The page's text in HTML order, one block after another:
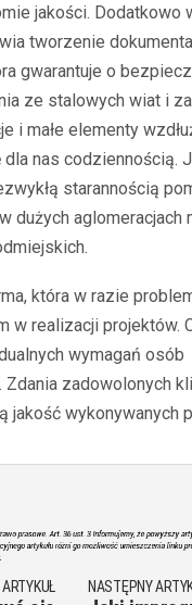
jakości. Dodatkowo
tworzenie
gwarantuje o
ze stalowych wiat i
i małe elementy
dla nas codziennością.
starannością
dużych aglomeracjach
która w razie
w realizacji projektów.
wymagań osób
Zdania zadowolonych
jakość wykonywanych
NASTĘPNY